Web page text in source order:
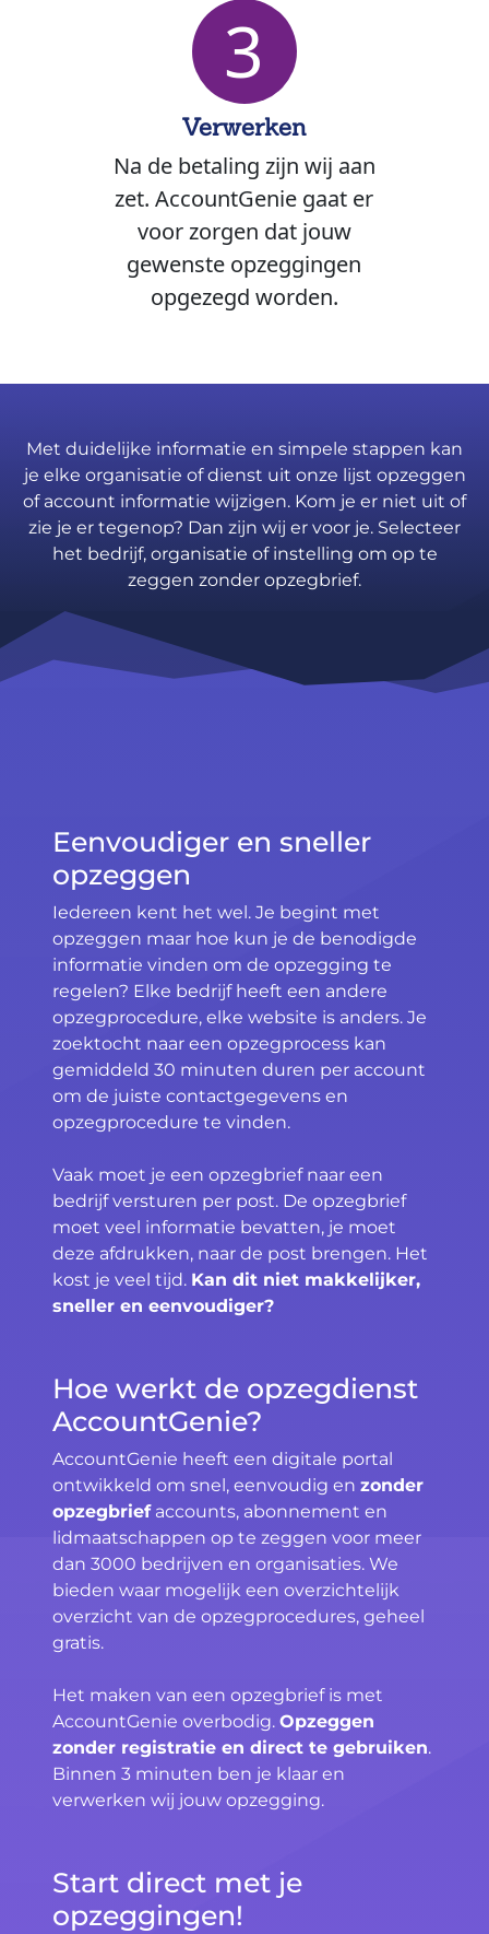
3
Verwerken
Na de betaling zijn wij aan
zet. AccountGenie gaat er
voor zorgen dat jouw
gewenste opzeggingen
opgezegd worden.
Met duidelijke informatie en simpele stappen kan
je elke organisatie of dienst uit onze lijst opzeggen
of account informatie wijzigen. Kom je er niet uit of
zie je er tegenop? Dan zijn wij er voor je. Selecteer
het bedrijf, organisatie of instelling om op te
zeggen zonder opzegbrief.
Eenvoudiger en sneller
opzeggen
Iedereen kent het wel. Je begint met
opzeggen maar hoe kun je de benodigde
informatie vinden om de opzegging te
regelen? Elke bedrijf heeft een andere
opzegprocedure, elke website is anders. Je
zoektocht naar een opzegprocess kan
gemiddeld 30 minuten duren per account
om de juiste contactgegevens en
opzegprocedure te vinden.
Vaak moet je een opzegbrief naar een
bedrijf versturen per post. De opzegbrief
moet veel informatie bevatten, je moet
deze afdrukken, naar de post brengen. Het
kost je veel tijd. Kan dit niet makkelijker,
sneller en eenvoudiger?
Hoe werkt de opzegdienst
AccountGenie?
AccountGenie heeft een digitale portal
ontwikkeld om snel, eenvoudig en zonder
opzegbriefaccounts, abonnement en
lidmaatschappen op te zeggen voor meer
dan 3000 bedrijven en organisaties. We
bieden waar mogelijk een overzichtelijk
overzicht van de opzegprocedures, geheel
gratis.
Het maken van een opzegbrief is met
AccountGenie overbodig. Opzeggen
zonder registratie en direct te gebruiken.
Binnen 3 minuten ben je klaar en
verwerken wij jouw opzegging.
Start direct met je
opzeggingen!